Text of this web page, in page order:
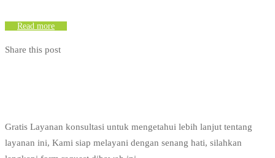
Read more
Share this post
Gratis Layanan konsultasi untuk mengetahui lebih lanjut tentang
layanan ini, Kami siap melayani dengan senang hati, silahkan